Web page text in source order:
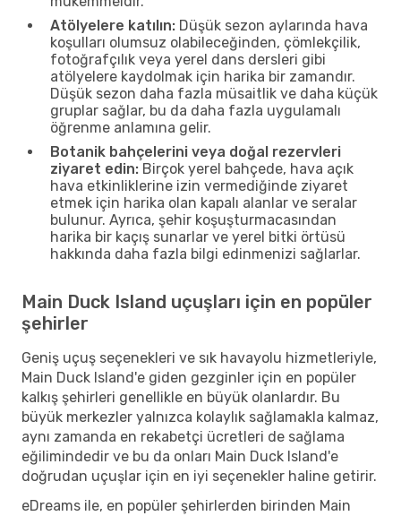
Atölyelere katılın: Düşük sezon aylarında hava
koşulları olumsuz olabileceğinden, çömlekçilik,
fotoğrafçılık veya yerel dans dersleri gibi
atölyelere kaydolmak için harika bir zamandır.
Düşük sezon daha fazla müsaitlik ve daha küçük
gruplar sağlar, bu da daha fazla uygulamalı
öğrenme anlamına gelir.
Botanik bahçelerini veya doğal rezervleri
ziyaret edin: Birçok yerel bahçede, hava açık
hava etkinliklerine izin vermediğinde ziyaret
etmek için harika olan kapalı alanlar ve seralar
bulunur. Ayrıca, şehir koşuşturmacasından
harika bir kaçış sunarlar ve yerel bitki örtüsü
hakkında daha fazla bilgi edinmenizi sağlarlar.
Main Duck Island uçuşları için en popüler
şehirler
Geniş uçuş seçenekleri ve sık havayolu hizmetleriyle,
Main Duck Island'e giden gezginler için en popüler
kalkış şehirleri genellikle en büyük olanlardır. Bu
büyük merkezler yalnızca kolaylık sağlamakla kalmaz,
aynı zamanda en rekabetçi ücretleri de sağlama
eğilimindedir ve bu da onları Main Duck Island'e
doğrudan uçuşlar için en iyi seçenekler haline getirir.
eDreams ile, en popüler şehirlerden birinden Main